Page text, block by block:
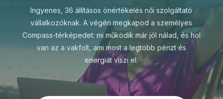
Ingyenes, 36 állításos önértékelés női szolgáltató
vállalkozóknak. A végén megkapod a személyes
Compass-térképedet: mi működik már jól nálad, és hol
van az a vakfolt, ami most a legtöbb pénzt és
energiát viszi el.